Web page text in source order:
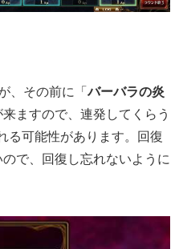
、その前に「バーバラの炎
来ますので、連発してくらう
る可能性があります。回復
で、回復し忘れないように